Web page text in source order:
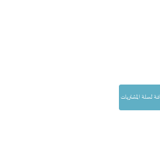
لسلة المشتريات